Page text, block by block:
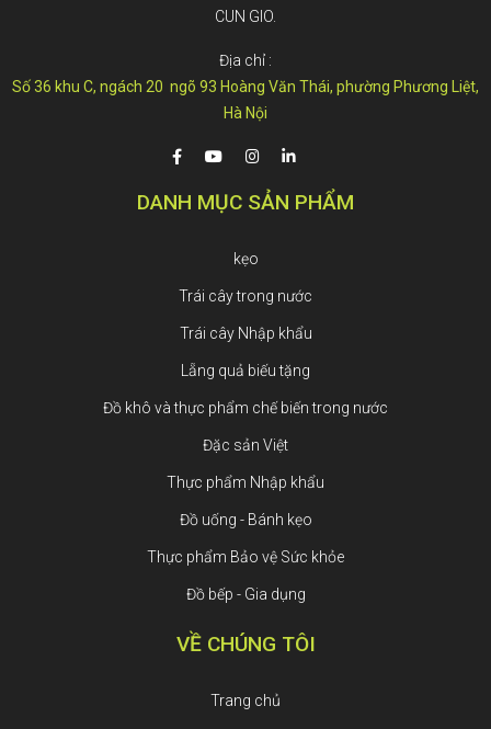
CUN GIO.
Địa chỉ :
Số 36 khu C, ngách 20 ngõ 93 Hoàng Văn Thái, phường Phương Liệt,
Hà Nội
DANH MỤC SẢN PHẨM
kẹo
Trái cây trong nước
Trái cây Nhập khẩu
Lẵng quả biếu tặng
Đồ khô và thực phẩm chế biến trong nước
Đặc sản Việt
Thực phẩm Nhập khẩu
Đồ uống - Bánh kẹo
Thực phẩm Bảo vệ Sức khỏe
Đồ bếp - Gia dụng
VỀ CHÚNG TÔI
Trang chủ